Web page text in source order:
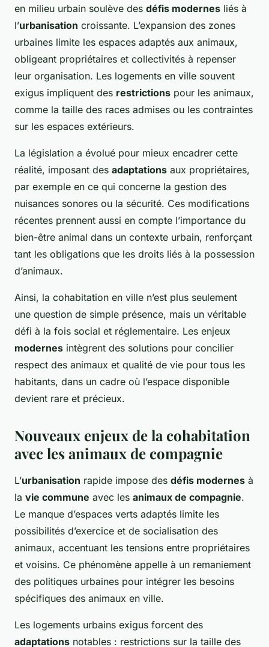
en milieu urbain soulève des défis modernes liés à
l’urbanisation croissante. L’expansion des zones
urbaines limite les espaces adaptés aux animaux,
obligeant propriétaires et collectivités à repenser
leur organisation. Les logements en ville souvent
exigus impliquent des restrictions pour les animaux,
comme la taille des races admises ou les contraintes
sur les espaces extérieurs.
La législation a évolué pour mieux encadrer cette
réalité, imposant des adaptations aux propriétaires,
par exemple en ce qui concerne la gestion des
nuisances sonores ou la sécurité. Ces modifications
récentes prennent aussi en compte l’importance du
bien-être animal dans un contexte urbain, renforçant
tant les obligations que les droits liés à la possession
d’animaux.
Ainsi, la cohabitation en ville n’est plus seulement
une question de simple présence, mais un véritable
défi à la fois social et réglementaire. Les enjeux
modernes intègrent des solutions pour concilier
respect des animaux et qualité de vie pour tous les
habitants, dans un cadre où l’espace disponible
devient rare et précieux.
Nouveaux enjeux de la cohabitation
avec les animaux de compagnie
L’urbanisation rapide impose des défis modernes à
la vie commune avec les animaux de compagnie.
Le manque d’espaces verts adaptés limite les
possibilités d’exercice et de socialisation des
animaux, accentuant les tensions entre propriétaires
et voisins. Ce phénomène appelle à un remaniement
des politiques urbaines pour intégrer les besoins
spécifiques des animaux en ville.
Les logements urbains exigus forcent des
adaptations notables : restrictions sur la taille des